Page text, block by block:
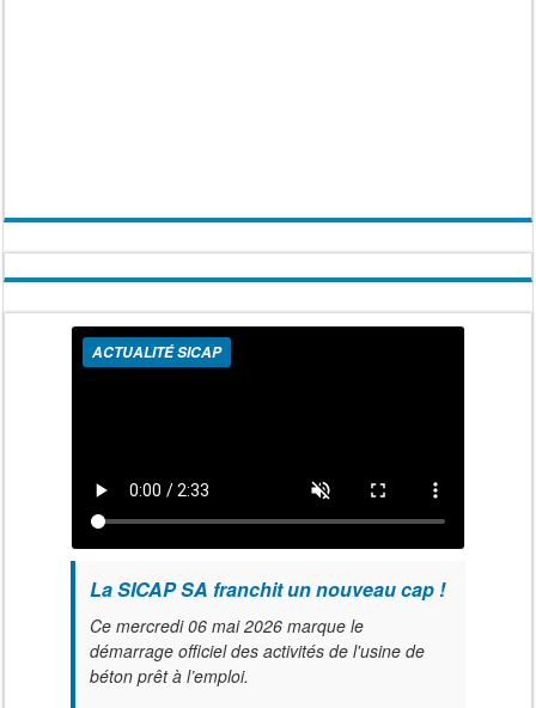
ACTUALITÉ SICAP
La SICAP SA franchit un nouveau cap !
Ce mercredi 06 mai 2026 marque le
démarrage officiel des activités de l'usine de
béton prêt à l’emploi.